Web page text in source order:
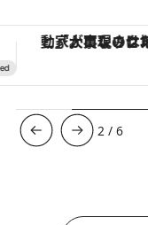
【銀座で出合う最旬美容】美髪ケアや上質な眠り…セルフケア
3 /6